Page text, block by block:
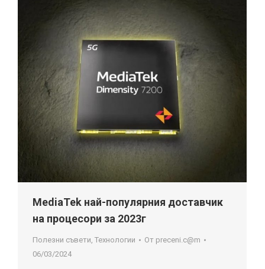
MediaTek най-популярния доставчик
на процесори за 2023г
Полезни съвети, Технологии От preceni.c@m
06/03/2024